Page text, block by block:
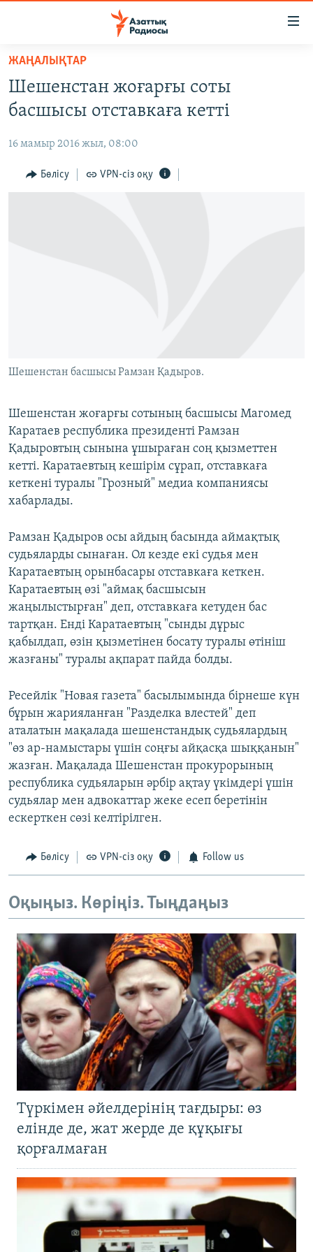
Skip
main
content
to
Navigation
Skip
САЯСАТ
ҚАҢТАР ОҚИҒАСЫ
АДАМ ҚҰҚЫҚТАРЫ
ЖАҢАЛЫҚТАР
Шешенстан жоғарғы соты
басшысы отставкаға кетті
16 мамыр 2016 жыл, 08:00
Бөлісу VPN-сіз оқу
Шешенстан басшысы Рамзан Қадыров.
Шешенстан жоғарғы сотының басшысы Магомед
Каратаев республика президенті Рамзан
Қадыровтың сынына ұшыраған соң қызметтен
кетті. Каратаевтың кешірім сұрап, отставкаға
кеткені туралы "Грозный" медиа компаниясы
хабарлады.
Рамзан Қадыров осы айдың басында аймақтық
судьяларды сынаған. Ол кезде екі судья мен
Каратаевтың орынбасары отставкаға кеткен.
Каратаевтың өзі "аймақ басшысын
жаңылыстырған" деп, отставкаға кетуден бас
тартқан. Енді Каратаевтың "сынды дұрыс
қабылдап, өзін қызметінен босату туралы өтініш
жазғаны" туралы ақпарат пайда болды.
Ресейлік "Новая газета" басылымында бірнеше күн
бұрын жарияланған "Разделка влестей" деп
аталатын мақалада шешенстандық судьялардың
"өз ар-намыстары үшін соңғы айқасқа шыққанын"
жазған. Мақалада Шешенстан прокурорының
республика судьяларын әрбір ақтау үкімдері үшін
судьялар мен адвокаттар жеке есеп беретінін
ескерткен сөзі келтірілген.
Бөлісу VPN-сіз оқу Follow us
Оқыңыз. Көріңіз. Тыңдаңыз
Түркімен әйелдерінің тағдыры: өз
елінде де, жат жерде де құқығы
қорғалмаған